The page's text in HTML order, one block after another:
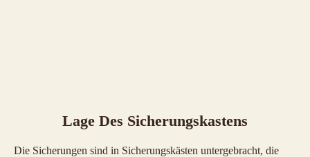
Lage Des Sicherungskastens
Die Sicherungen sind in Sicherungskästen untergebracht, die